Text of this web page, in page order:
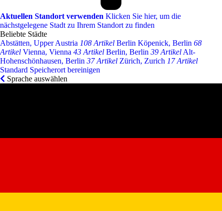
Aktuellen Standort verwenden Klicken Sie hier, um die
nächstgelegene Stadt zu Ihrem Standort zu finden
Beliebte Städte
Abstätten, Upper Austria 108 Artikel Berlin Köpenick, Berlin 68
Artikel Vienna, Vienna 43 Artikel Berlin, Berlin 39 Artikel Alt-
Hohenschönhausen, Berlin 37 Artikel Zürich, Zurich 17 Artikel
Standard Speicherort bereinigen
Sprache auswählen